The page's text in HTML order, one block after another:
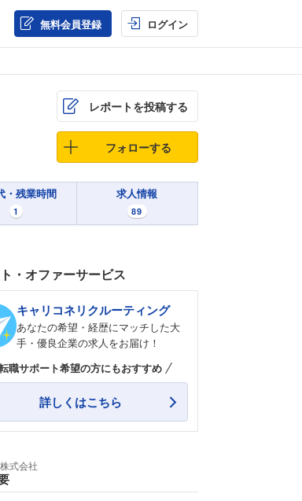
無料会員登録 ログイン
レポートを投稿する
フォローする
・残業時間
1
求人情報
89
・オファーサービス
キャリコネリクルーティング
あなたの希望・経歴にマッチした大
手・優良企業の求人をお届け！
職サポート希望の方にもおすすめ
詳しくはこちら
式会社